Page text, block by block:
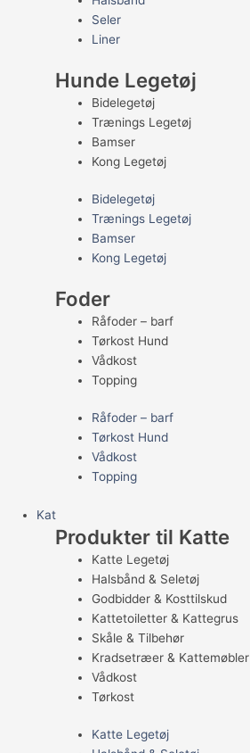
Seler
Liner
Hunde Legetøj
Bidelegetøj
Trænings Legetøj
Bamser
Kong Legetøj
Bidelegetøj
Trænings Legetøj
Bamser
Kong Legetøj
Foder
Råfoder – barf
Tørkost Hund
Vådkost
Topping
Råfoder – barf
Tørkost Hund
Vådkost
Topping
Kat
Produkter til Katte
Katte Legetøj
Halsbånd & Seletøj
Godbidder & Kosttilskud
Kattetoiletter & Kattegrus
Skåle & Tilbehør
Kradsetræer & Kattemøbler
Vådkost
Tørkost
Katte Legetøj